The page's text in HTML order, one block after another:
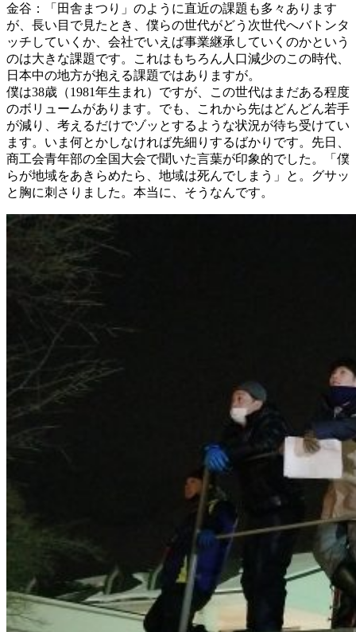
金谷：「田舎まつり」のように直近の課題も多々あります
が、長い目で見たとき、僕らの世代がどう次世代へバトンタ
ッチしていくか、会社でいえば事業継承していくのかという
のは大きな課題です。これはもちろん人口減少のこの時代、
日本中の地方が抱える課題ではありますが。
僕は38歳（1981年生まれ）ですが、この世代はまだある程度
のボリュームがあります。でも、これから先はどんどん若手
が減り、考えるだけでゾッとするような状況が待ち受けてい
ます。いま何とかしなければ先細りするばかりです。先日、
商工会青年部の全国大会で聞いた言葉が印象的でした。「僕
らが地域をあきらめたら、地域は死んでしまう」と。グサッ
と胸に刺さりました。本当に、そうなんです。